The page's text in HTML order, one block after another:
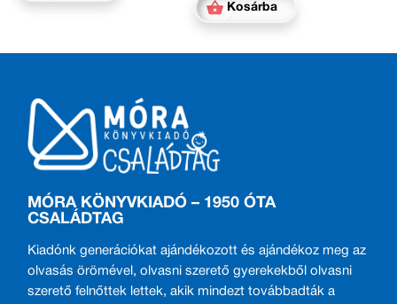
Kosárba
MÓRA KÖNYVKIADÓ – 1950 ÓTA
CSALÁDTAG
Kiadónk generációkat ajándékozott és ajándékoz meg az
olvasás örömével, olvasni szerető gyerekekből olvasni
szerető felnőttek lettek, akik mindezt továbbadták a